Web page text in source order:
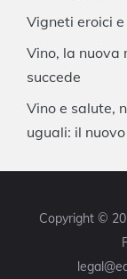
Vigneti eroici
Vino, la nuova
succede
Vino e salute,
uguali: il
Copyright ©